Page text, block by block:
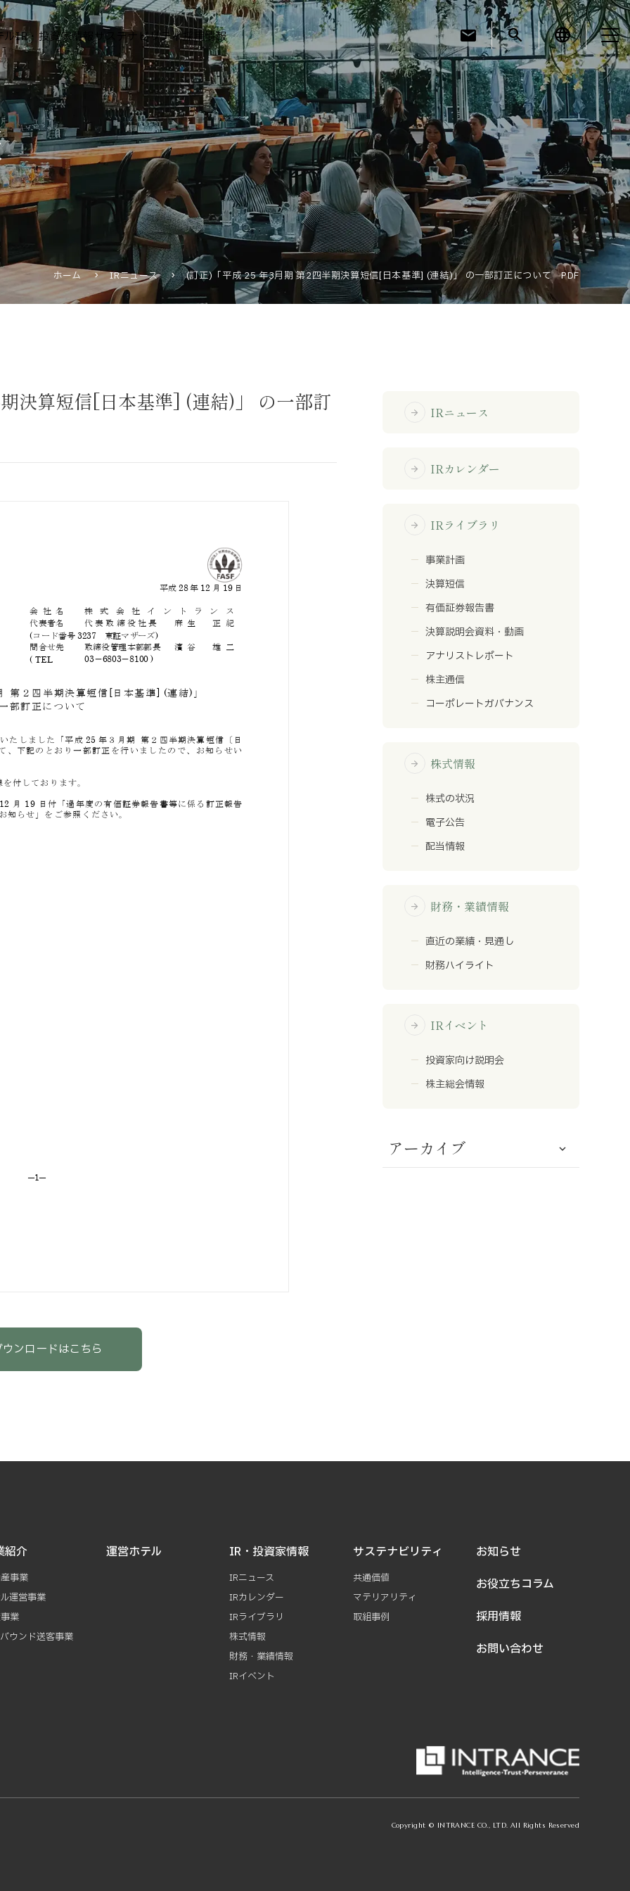
ルIR・投資家情報 サステナビリティ採用情報 mail search language
客事業
運営ホテル
IR・投資家情報
IRニュース
IRカレンダー
IRライブラリ
株式情報
財務・業績情報
IRイベント
マテリアリティ
取組事例
お知らせ
お役立ちコラム
採用情報
お問い合わせ
ホーム IRニュース (訂正)「平成 25 年3月期 第2四半期決算短信[日本基準] (連結)」 の一部訂正について PDF
決算短信[日本基準] (連結)」 の一部訂
ウンロードはこちら
arrow_forward IRニュース
arrow_forward IRカレンダー
arrow_forward IRライブラリ
事業計画
決算短信
有価証券報告書
決算説明会資料・動画
アナリストレポート
株主通信
コーポレートガバナンス
arrow_forward 株式情報
株式の状況
電子公告
配当情報
arrow_forward 財務・業績情報
直近の業績・見通し
財務ハイライト
arrow_forward IRイベント
投資家向け説明会
株主総会情報
アーカイブ
紹介
事業
運営事業
業
ウンド送客事業
運営ホテル IR・投資家情報
IRニュース
IRカレンダー
IRライブラリ
株式情報
財務・業績情報
IRイベント
サステナビリティ
共通価値
マテリアリティ
取組事例
お知らせ
お役立ちコラム
採用情報
お問い合わせ
Copyright © INTRANCE CO., LTD. All Rights Reserved